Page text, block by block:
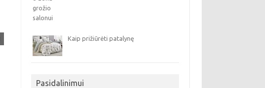
Kaip prižiūrėti patalynę
Pasidalinimui